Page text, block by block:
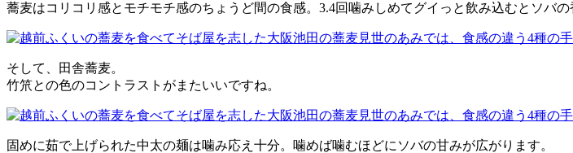
蕎麦はコリコリ感とモチモチ感のちょうど間の食感。3.4回噛みしめてグイっと飲み込むとソバ
そして、田舎蕎麦。
竹笊との色のコントラストがまたいいですね。
固めに茹で上げられた中太の麺は噛み応え十分。噛めば噛むほどにソバの甘みが広がります。